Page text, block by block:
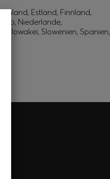
Estland, Finnland,
Niederlande,
Slowakei, Slowenien, Spanien,